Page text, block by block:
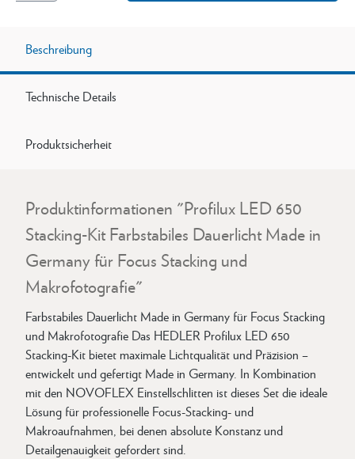
Beschreibung
Technische Details
Produktsicherheit
Produktinformationen "Profilux LED 650
Stacking-Kit Farbstabiles Dauerlicht Made in
Germany für Focus Stacking und
Makrofotografie"
Farbstabiles Dauerlicht Made in Germany für Focus Stacking
und Makrofotografie Das HEDLER Profilux LED 650
Stacking-Kit bietet maximale Lichtqualität und Präzision –
entwickelt und gefertigt Made in Germany. In Kombination
mit den NOVOFLEX Einstellschlitten ist dieses Set die ideale
Lösung für professionelle Focus-Stacking- und
Makroaufnahmen, bei denen absolute Konstanz und
Detailgenauigkeit gefordert sind.